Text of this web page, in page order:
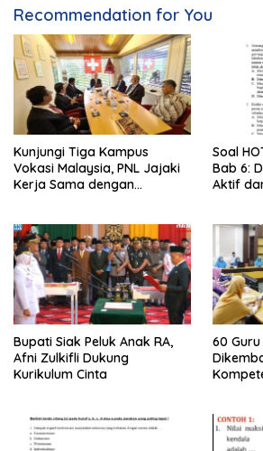
Recommendation for You
Kunjungi Tiga Kampus
Vokasi Malaysia, PNL Jajaki
Kerja Sama dengan
Soal
Bab 6:
Aktif
Bupati Siak Peluk Anak RA,
Afni Zulkifli Dukung
Kurikulum Cinta
60 Guru